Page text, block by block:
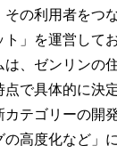
その利用者をつ
ト」を運営して
は、ゼンリンの
点で具体的に決
カテゴリーの開
高度化など」